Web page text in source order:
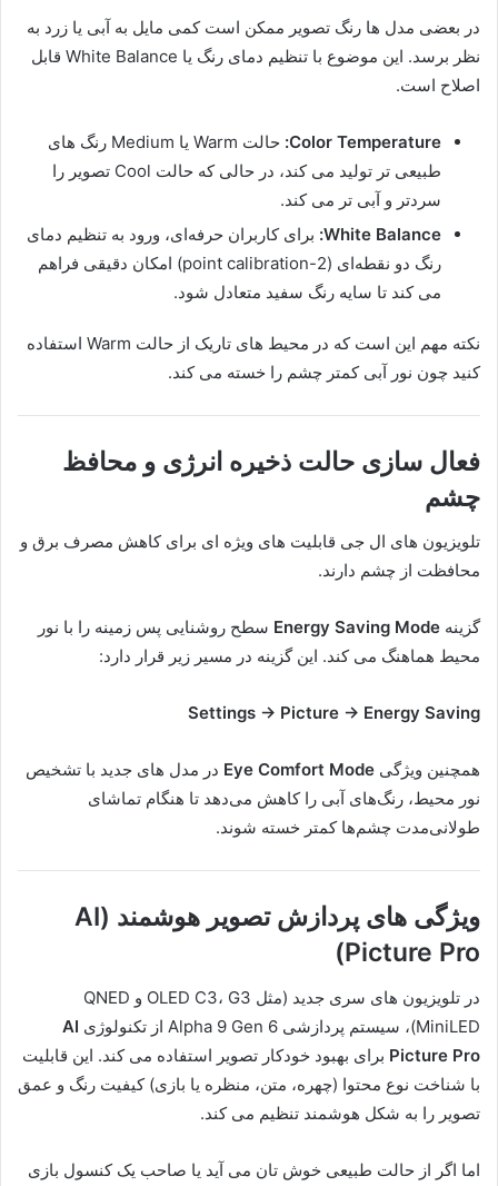
در بعضی مدل ها رنگ تصویر ممکن است کمی مایل به آبی یا زرد به
نظر برسد. این موضوع با تنظیم دمای رنگ یا White Balance قابل
اصلاح است.
Color Temperature:
حالت Warm یا Medium رنگ های
طبیعی تر تولید می کند، در حالی که حالت Cool تصویر را
سردتر و آبی تر می کند.
White Balance: برای کاربران حرفه‌ای، ورود به تنظیم دمای
رنگ دو نقطه‌ای (2-point calibration) امکان دقیقی فراهم
می کند تا سایه رنگ سفید متعادل شود.
نکته مهم این است که در محیط های تاریک از حالت Warm استفاده
کنید چون نور آبی کمتر چشم را خسته می کند.
فعال سازی حالت ذخیره انرژی و محافظ
چشم
تلویزیون های ال جی قابلیت های ویژه ای برای کاهش مصرف برق و
محافظت از چشم دارند.
گزینه Energy Saving Mode سطح روشنایی پس زمینه را با نور
محیط هماهنگ می کند. این گزینه در مسیر زیر قرار دارد:
Settings → Picture → Energy Saving
همچنین ویژگی Eye Comfort Mode در مدل های جدید با تشخیص
نور محیط، رنگ‌های آبی را کاهش می‌دهد تا هنگام تماشای
طولانی‌مدت چشم‌ها کمتر خسته شوند.
ویژگی های پردازش تصویر هوشمند (AI
Picture Pro)
در تلویزیون های سری جدید (مثل OLED C3، G3 و QNED
MiniLED)، سیستم پردازشی Alpha 9 Gen 6 از تکنولوژی
AI
Picture Pro برای بهبود خودکار تصویر استفاده می کند. این قابلیت
با شناخت نوع محتوا (چهره، متن، منظره یا بازی) کیفیت رنگ و عمق
تصویر را به شکل هوشمند تنظیم می کند.
اما اگر از حالت طبیعی خوش تان می آید یا صاحب یک کنسول بازی